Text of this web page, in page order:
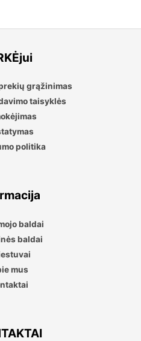
grąžinimas
taisyklės
politika
baldai
baldai
mus